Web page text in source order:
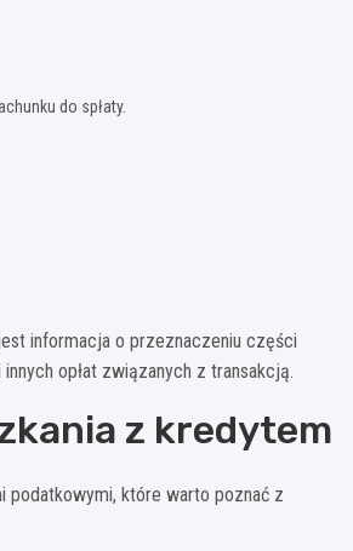
do spłaty.
informacja o przeznaczeniu części
opłat związanych z transakcją.
z kredytem
podatkowymi, które warto poznać z